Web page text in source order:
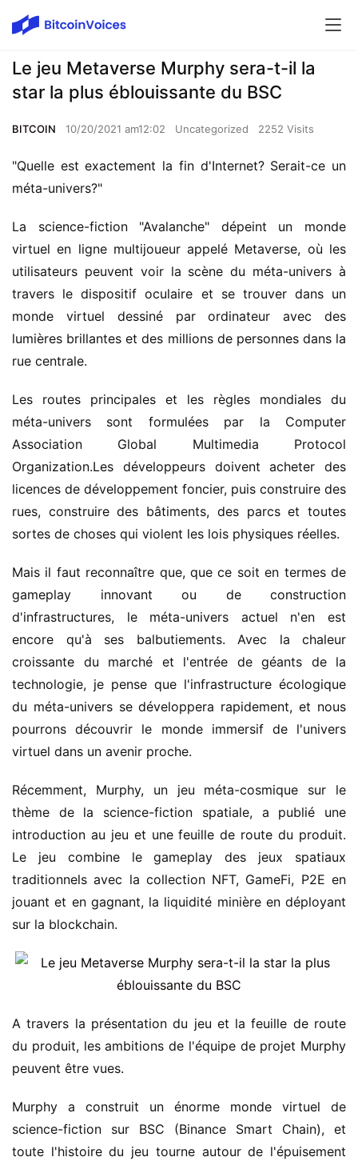
Le jeu Metaverse Murphy sera-t-il la
star la plus éblouissante du BSC
BITCOIN 10/20/2021 am12:02 Uncategorized 2252 Visits
"Quelle est exactement la fin d'Internet? Serait-ce un
méta-univers?"
La science-fiction "Avalanche" dépeint un monde
virtuel en ligne multijoueur appelé Metaverse, où les
utilisateurs peuvent voir la scène du méta-univers à
travers le dispositif oculaire et se trouver dans un
monde virtuel dessiné par ordinateur avec des
lumières brillantes et des millions de personnes dans la
rue centrale.
Les routes principales et les règles mondiales du
méta-univers sont formulées par la Computer
Association Global Multimedia Protocol
Organization.Les développeurs doivent acheter des
licences de développement foncier, puis construire des
rues, construire des bâtiments, des parcs et toutes
sortes de choses qui violent les lois physiques réelles.
Mais il faut reconnaître que, que ce soit en termes de
gameplay innovant ou de construction
d'infrastructures, le méta-univers actuel n'en est
encore qu'à ses balbutiements. Avec la chaleur
croissante du marché et l'entrée de géants de la
technologie, je pense que l'infrastructure écologique
du méta-univers se développera rapidement, et nous
pourrons découvrir le monde immersif de l'univers
virtuel dans un avenir proche.
Récemment, Murphy, un jeu méta-cosmique sur le
thème de la science-fiction spatiale, a publié une
introduction au jeu et une feuille de route du produit.
Le jeu combine le gameplay des jeux spatiaux
traditionnels avec la collection NFT, GameFi, P2E en
jouant et en gagnant, la liquidité minière en déployant
sur la blockchain.
A travers la présentation du jeu et la feuille de route
du produit, les ambitions de l'équipe de projet Murphy
peuvent être vues.
Murphy a construit un énorme monde virtuel de
science-fiction sur BSC (Binance Smart Chain), et
toute l'histoire du jeu tourne autour de l'épuisement